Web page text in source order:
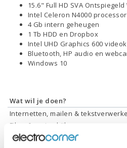
15.6" Full HD SVA
Intel Celeron N4000 processor
4 Gb intern geheugen
1 Tb HDD en Dropbox
Intel UHD Graphics 600
Bluetooth, HP audio en
Windows 10
Wat wil je doen?
Internetten, mailen &
Films & series kijken
Foto's bewerken